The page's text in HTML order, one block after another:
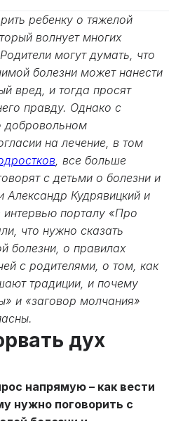
ребенку о тяжелой
волнует многих
могут думать, что
болезни может нанести
вред, и тогда просят
правду. Однако с
добровольном
на лечение, в том
, все больше
с детьми о болезни и
Александр Кудрявицкий и
порталу «Про
что нужно сказать
болезни, о правилах
с родителями, о том, как
традиции, и почему
и «заговор молчания»
дух
напрямую – как вести
нужно поговорить с